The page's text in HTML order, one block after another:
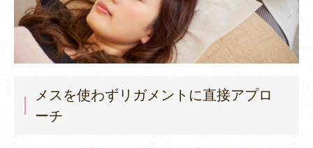
メスを使わずリガメントに直接アプロ
ーチ